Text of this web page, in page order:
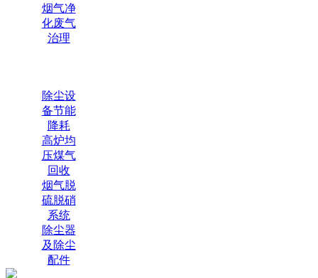
烟气净
化废气
治理
除尘设
备节能
降耗
高炉均
压煤气
回收
烟气脱
硫脱硝
系统
除尘器
及除尘
配件